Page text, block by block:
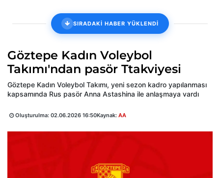
SIRADAKİ HABER YÜKLENDİ
Göztepe Kadın Voleybol
Takımı'ndan pasör Ttakviyesi
Göztepe Kadın Voleybol Takımı, yeni sezon kadro yapılanması
kapsamında Rus pasör Anna Astashina ile anlaşmaya vardı
Oluşturulma: 02.06.2026 16:50Kaynak: AA